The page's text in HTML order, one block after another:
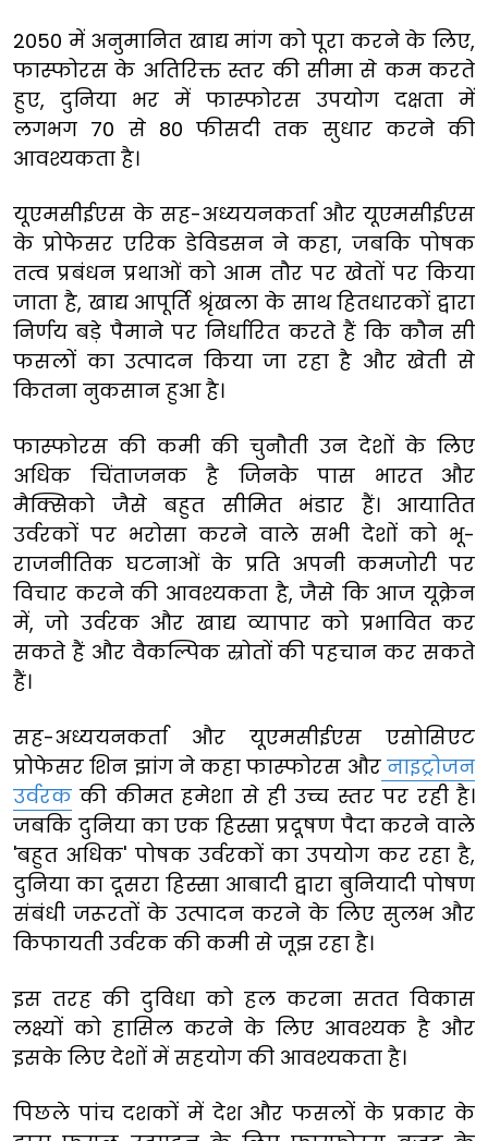
2050 में अनुमानित खाद्य मांग को पूरा करने के लिए,
फास्फोरस के अतिरिक्त स्तर की सीमा से कम करते
हुए, दुनिया भर में फास्फोरस उपयोग दक्षता में
लगभग 70 से 80 फीसदी तक सुधार करने की
आवश्यकता है।
यूएमसीईएस के सह-अध्ययनकर्ता और यूएमसीईएस
के प्रोफेसर एरिक डेविडसन ने कहा, जबकि पोषक
तत्व प्रबंधन प्रथाओं को आम तौर पर खेतों पर किया
जाता है, खाद्य आपूर्ति श्रृंखला के साथ हितधारकों द्वारा
निर्णय बड़े पैमाने पर निर्धारित करते हैं कि कौन सी
फसलों का उत्पादन किया जा रहा है और खेती से
कितना नुकसान हुआ है।
फास्फोरस की कमी की चुनौती उन देशों के लिए
अधिक चिंताजनक है जिनके पास भारत और
मैक्सिको जैसे बहुत सीमित भंडार हैं। आयातित
उर्वरकों पर भरोसा करने वाले सभी देशों को भू-
राजनीतिक घटनाओं के प्रति अपनी कमजोरी पर
विचार करने की आवश्यकता है, जैसे कि आज यूक्रेन
में, जो उर्वरक और खाद्य व्यापार को प्रभावित कर
सकते हैं और वैकल्पिक स्रोतों की पहचान कर सकते
हैं।
सह-अध्ययनकर्ता और यूएमसीईएस एसोसिएट
प्रोफेसर शिन झांग ने कहा फास्फोरस औरनाइट्रोजन
उर्वरक की कीमत हमेशा से ही उच्च स्तर पर रही है।
जबकि दुनिया का एक हिस्सा प्रदूषण पैदा करने वाले
'बहुत अधिक' पोषक उर्वरकों का उपयोग कर रहा है,
दुनिया का दूसरा हिस्सा आबादी द्वारा बुनियादी पोषण
संबंधी जरूरतों के उत्पादन करने के लिए सुलभ और
किफायती उर्वरक की कमी से जूझ रहा है।
इस तरह की दुविधा को हल करना सतत विकास
लक्ष्यों को हासिल करने के लिए आवश्यक है और
इसके लिए देशों में सहयोग की आवश्यकता है।
पिछले पांच दशकों में देश और फसलों के प्रकार के